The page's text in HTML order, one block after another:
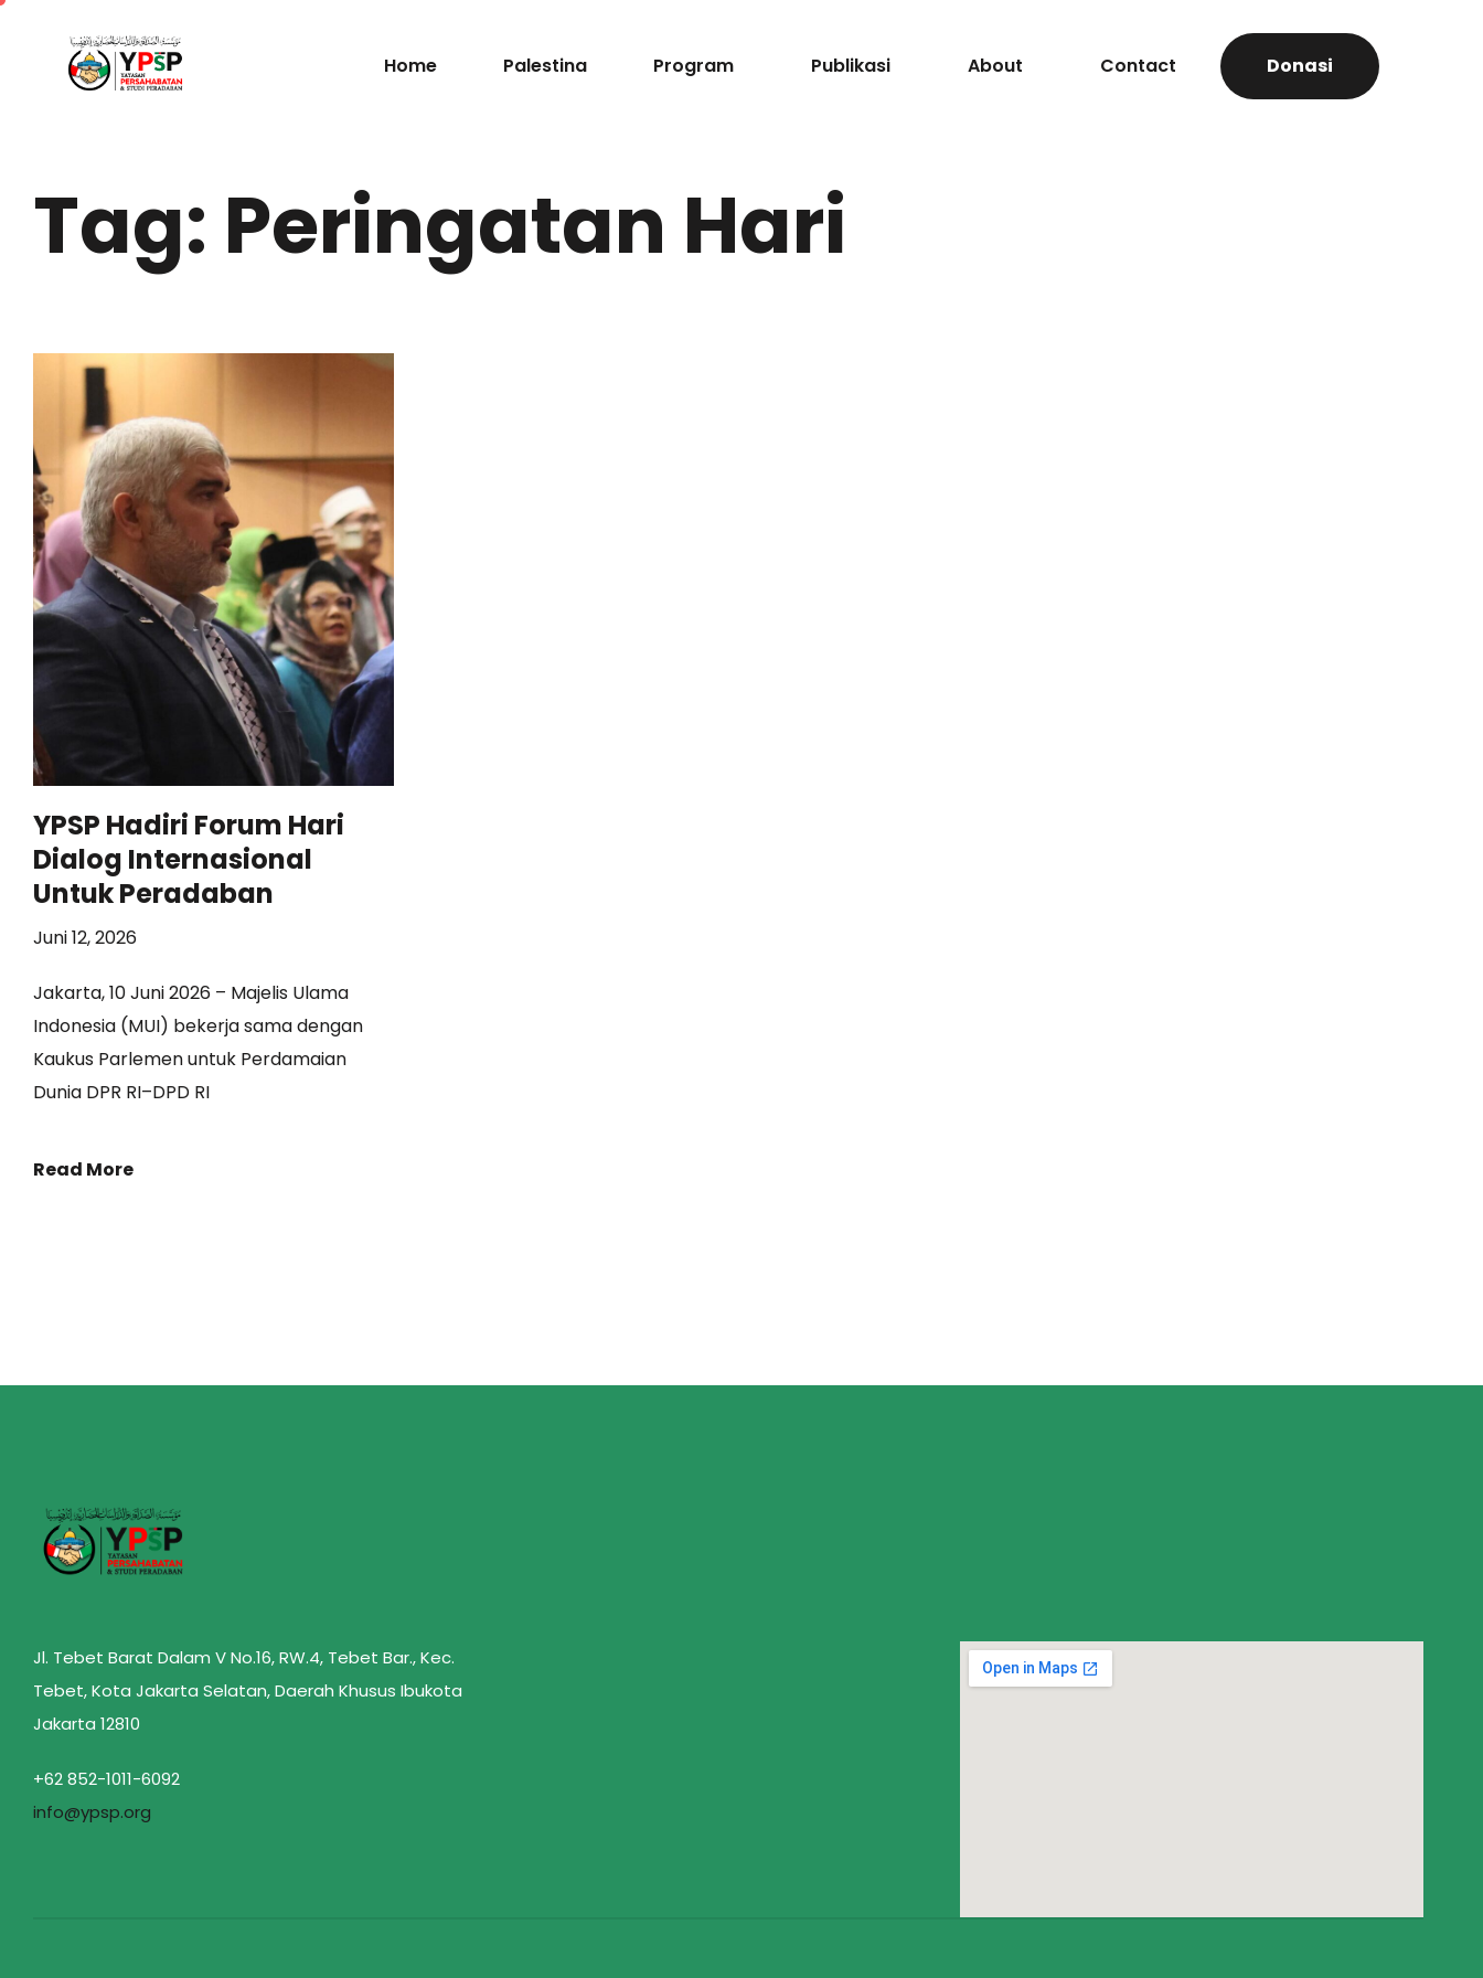
Home Palestina Program Publikasi About Contact Donasi
Tag: Peringatan Hari
YPSP Hadiri Forum Hari
Dialog Internasional
Untuk Peradaban
Juni 12, 2026
Jakarta, 10 Juni 2026 – Majelis Ulama
Indonesia (MUI) bekerja sama dengan
Kaukus Parlemen untuk Perdamaian
Dunia DPR RI–DPD RI
Read More
Jl. Tebet Barat Dalam V No.16, RW.4, Tebet Bar., Kec.
Tebet, Kota Jakarta Selatan, Daerah Khusus Ibukota
Jakarta 12810
+62 852-1011-6092
info@ypsp.org